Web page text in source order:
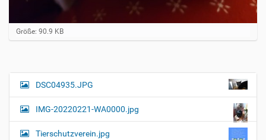
Z
e
e
i
Größe: 90.9 KB
N
a
i
DSC04935.JPG
IMG-20220221-WA0000.jpg
Tierschutzverein.jpg